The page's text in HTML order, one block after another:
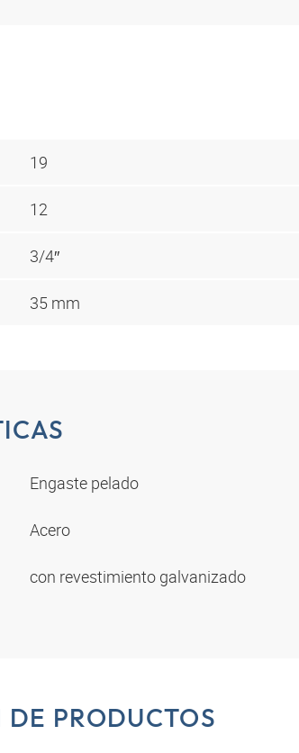
19
12
3/4″
35 mm
Engaste pelado
Acero
con revestimiento galvanizado
PRODUCTOS